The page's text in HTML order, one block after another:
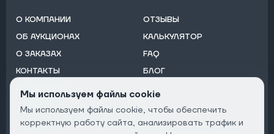
О КОМПАНИИ
ОБ АУКЦИОНАХ
О ЗАКАЗАХ
КОНТАКТЫ
ОТЗЫВЫ
КАЛЬКУЛЯТОР
FAQ
БЛОГ
Подписаться на рассылку:
Мы используем файлы cookie
Мы используем файлы cookie, чтобы обеспечить
корректную работу сайта, анализировать трафик и